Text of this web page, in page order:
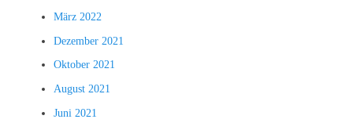
März 2022
Dezember 2021
Oktober 2021
August 2021
Juni 2021